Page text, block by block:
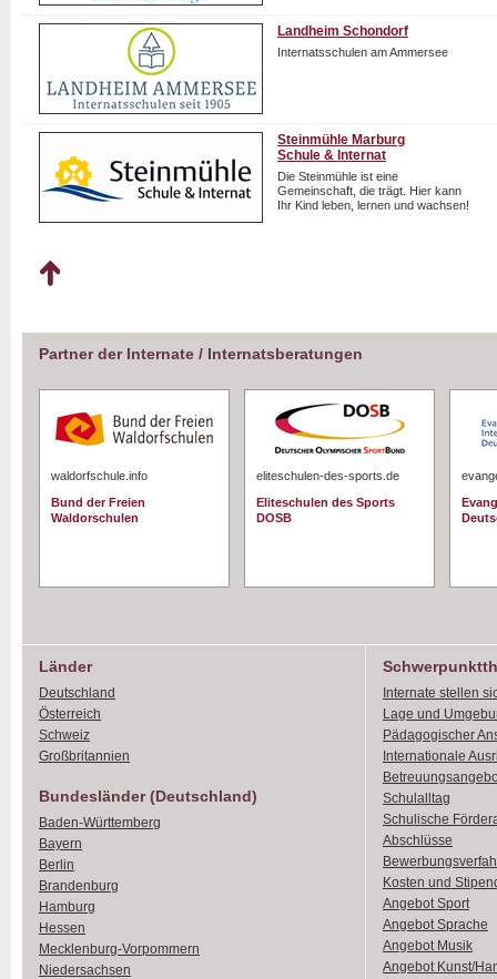
Landheim Schondorf
Internatsschulen am Ammersee
Steinmühle Marburg
Schule & Internat
Die Steinmühle ist eine
Gemeinschaft, die trägt. Hier kann
Ihr Kind leben, lernen und wachsen!
Partner der Internate / Internatsberatungen
waldorfschule.info
Bund der Freien
Waldorschulen
eliteschulen-des-sports.de
Eliteschulen des Sports
DOSB
Länder
Deutschland
Österreich
Schweiz
Großbritannien
Bundesländer (Deutschland)
Baden-Württemberg
Bayern
Berlin
Brandenburg
Hamburg
Hessen
Mecklenburg-Vorpommern
Niedersachsen
Internate stellen
Lage und
Pädagogischer
Internationale
Schulalltag
Schulische
Abschlüsse
Kosten und
Angebot Sport
Angebot Sprache
Angebot Musik
Angebot Kunst/